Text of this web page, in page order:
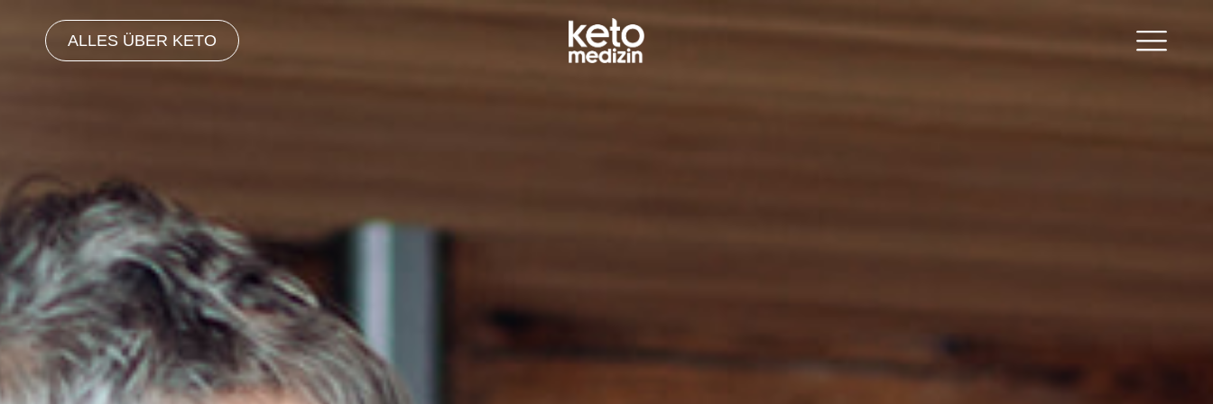
ALLES ÜBER KETO